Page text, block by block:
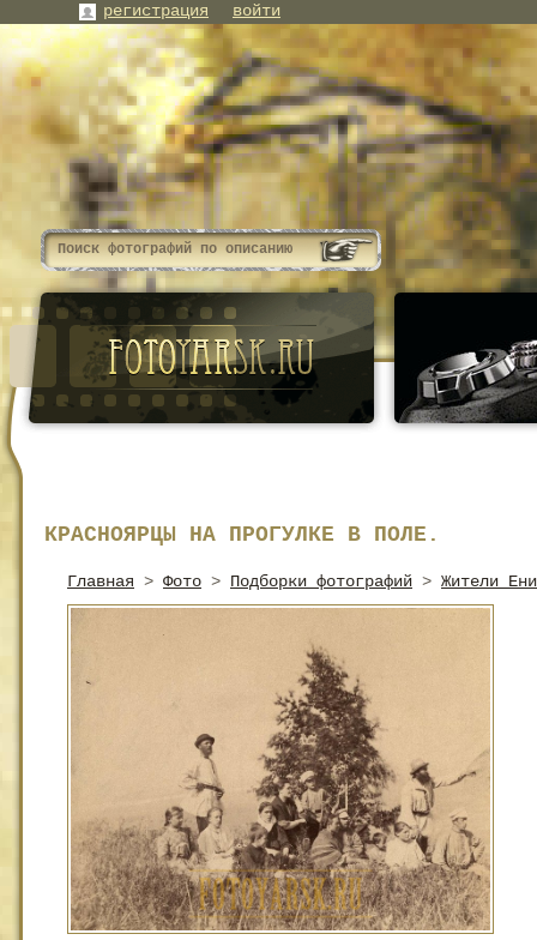
КРАСНОЯРЦЫ НА ПРОГУЛКЕ В ПОЛЕ.
Главная > Фото > Подборки фотографий > Жители
регистрация войти